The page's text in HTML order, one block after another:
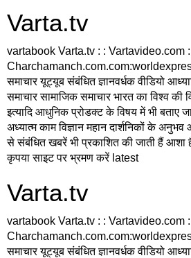
Varta.tv
vartabook Varta.tv : : Vartavideo.com
समाचार यूट्यूब संबंधित ज्ञानवर्धक वीडियो
समाचार सामाजिक समाचार भारत का विश्व की
इत्यादि आधुनिक प्रोडक्ट के विषय में भी बताए
अध्यात्म काम विज्ञान महान दार्शनिकों के
से संबंधित खबरें भी प्रकाशित की जाती हैं
कृपया साइट पर भ्रमण करें latest
Varta.tv
vartabook Varta.tv : : Vartavideo.com
समाचार यूट्यूब संबंधित ज्ञानवर्धक वीडियो